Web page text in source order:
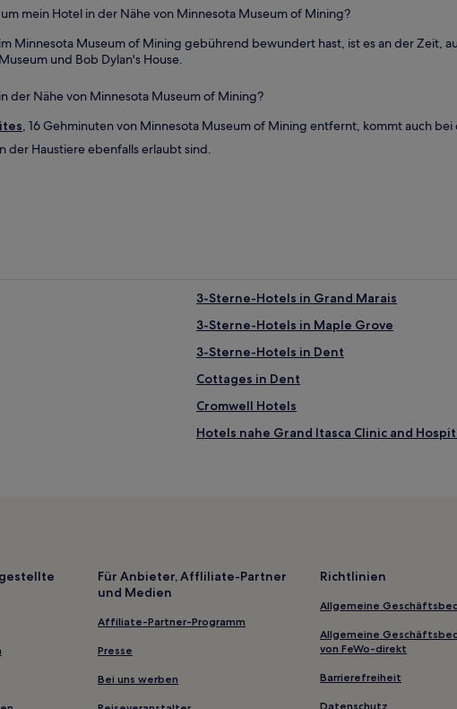
mein Hotel in der Nähe von Minnesota Museum of Mining?
Minnesota Museum of Mining gebührend bewundert hast, ist es an der Zeit,
und Bob Dylan's House.
der Nähe von Minnesota Museum of Mining?
, 16 Gehminuten von Minnesota Museum of Mining entfernt, kommt auch
der Haustiere ebenfalls erlaubt sind.
3-Sterne-Hotels in Grand Marais
3-Sterne-Hotels in Maple Grove
3-Sterne-Hotels in Dent
Cottages in Dent
Cromwell Hotels
Hotels nahe Grand Itasca Clinic and
La Prairie Hotels
Hotels nahe Lake Superior Maritime
Hotels nahe Kanal von Crane Lake
Für Anbieter, Affliliate-Partner
und Medien
Affiliate-Partner-Programm
Presse
Bei uns werben
Richtlinien
Allgemeine
Allgemeine
von FeWo-direkt
Barrierefreiheit
Datenschutz